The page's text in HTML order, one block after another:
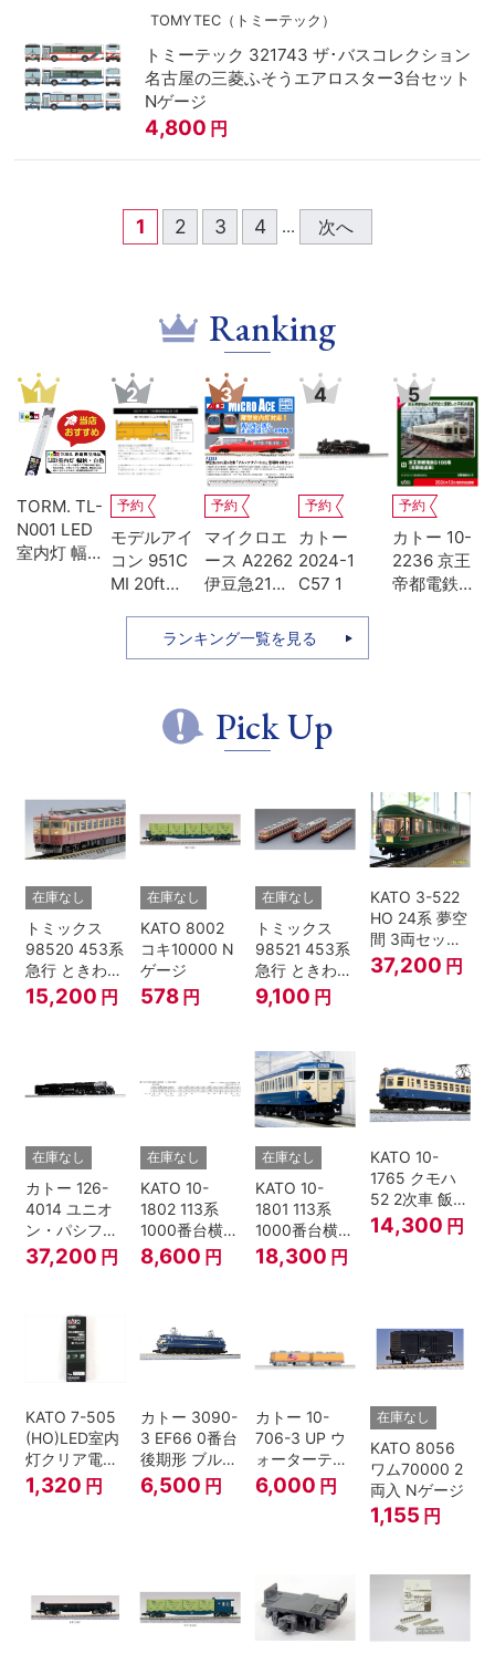
TOMYTEC（トミーテック）
トミーテック 321743 ザ･バスコレクション
名古屋の三菱ふそうエアロスター3台セット
Nゲージ
4,800 円
1 2 3 4 ... 次へ
Ranking
1
TORM. TL-
N001 LED
室内灯 幅狭
2
予約
モデルアイ
コン 951C
MI 20ft
3
予約
マイクロエ
ース A2262
伊豆急2100
ルファ・リ
ゾート21 登
4
予約
カトー
2024-1
C57 1
5
予約
カトー 10-
2236 京王
帝都電鉄
ランキング一覧を見る
Pick Up
在庫なし
トミックス
98520 453系
急行 ときわ
基本4両セッ
ト Nゲージ
15,200 円
在庫なし
KATO 8002
コキ10000 N
ゲージ
578 円
在庫なし
トミックス
98521 453系
急行 ときわ
増結3両セッ
ト Nゲージ
9,100 円
KATO 3-522
HO 24系 夢空
間 3両セット
HOゲージ
37,200 円
在庫なし
カトー 126-
4014 ユニオ
ン・パシフィ
ック鉄道 ビッ
グボーイ＃
37,200 円
在庫なし
KATO 10-
1802 113系
1000番台横須
賀・総武快速
線 増結4両セ
8,600 円
在庫なし
KATO 10-
1801 113系
1000番台横須
賀・総武快速
線 基本7両セ
18,300 円
KATO 10-
1765 クモハ
52 2次車 飯田
線 4両セット
Nゲージ
14,300 円
KATO 7-505
(HO)LED室内
灯クリア電球
色
1,320 円
カトー 3090-
3 EF66 0番台
後期形 ブルー
トレイン牽引
機
6,500 円
カトー 10-
706-3 UP ウ
ォーターテン
ダー 2両入
6,000 円
在庫なし
KATO 8056
ワム70000 2
両入 Nゲージ
1,155 円